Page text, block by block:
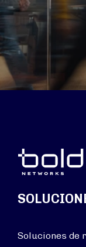
Soluciones de